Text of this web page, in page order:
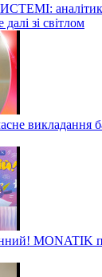
аналітик
зі світлом
викладання
MONATIK